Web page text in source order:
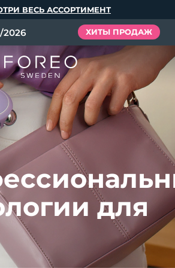
для
ВЕСЬ АССОРТИМЕНТ
2026 ХИТЫ ПРОДАЖ
НАБОРЫ
4
massage
4 Plus
massage, LED heating
4 Men
anti-aging massage
4 mini
2
toning device
2 go
3
facial hydration device
Dual LED Panel
Deutsch
Español
Italiano
Português
Svenska
Русский
简体中文 繁體中文